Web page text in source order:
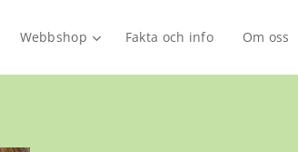
Webbshop Fakta och info Om oss